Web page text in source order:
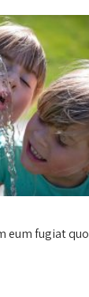
eum fugiat quo